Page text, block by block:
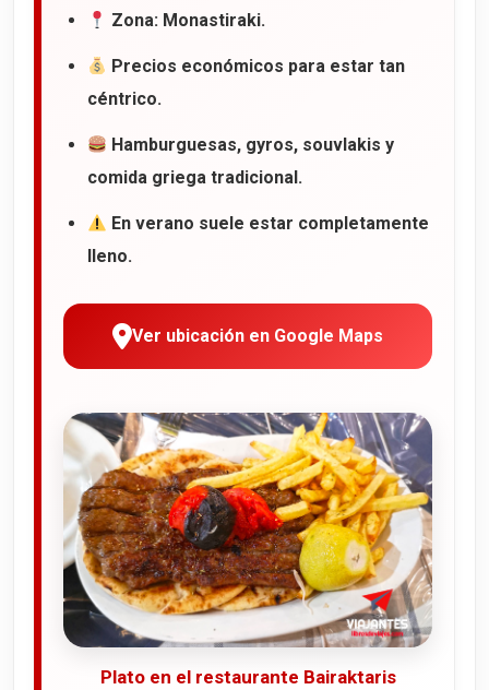
Zona: Monastiraki.
Precios económicos para estar tan
céntrico.
Hamburguesas, gyros, souvlakis y
comida griega tradicional.
En verano suele estar completamente
lleno.
Ver ubicación en Google Maps
Plato en el restaurante Bairaktaris